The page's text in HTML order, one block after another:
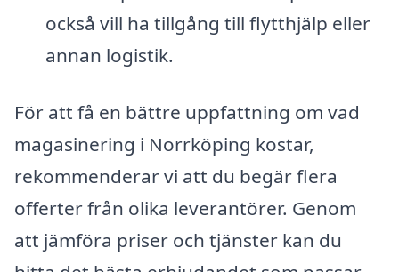
också vill ha tillgång till flytthjälp eller
annan logistik.
För att få en bättre uppfattning om vad
magasinering i Norrköping kostar,
rekommenderar vi att du begär flera
offerter från olika leverantörer. Genom
att jämföra priser och tjänster kan du